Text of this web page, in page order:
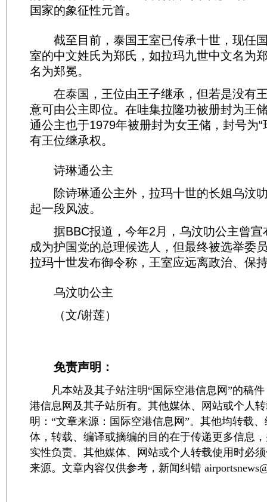
国家的象征性元首。
截至目前，泰国王室已传承十世，现任
室的中文姓氏为郑氏，如拉玛九世中文名为
名为郑冕。
在泰国，王位由王子继承，但若是没有
意可由公主即位。在哇集拉隆功被册封为王
通公主也于1979年被册封为女王储，封号为“
有王位继承权。
诗琳通公主
除诗琳通公主外，拉玛十世的长姐乌汶
起一段风波。
据BBC报道，今年2月，乌汶叻公主曾宣
成为护国党的总理候选人，但最终被选举委
拉玛十世发布御令称，王室应远离政治、保
乌汶叻公主
（文/谢莲）
免责声明：
凡本站及其子站注明“国际空港信息网”的稿件
港信息网及其子站所有。其他媒体、网站或个人
明：“文章来源：国际空港信息网”。其他均转载
体，转载、编译或摘编的目的在于传递更多信息
实性负责。其他媒体、网站或个人转载使用时必
来源。文章内容仅供参考，新闻纠错